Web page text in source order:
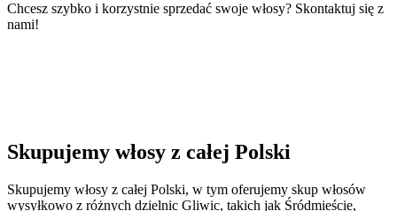
Chcesz szybko i korzystnie sprzedać swoje włosy? Skontaktuj się z
nami!
Skupujemy włosy z całej Polski
Skupujemy włosy z całej Polski, w tym oferujemy skup włosów
wysyłkowo z różnych dzielnic Gliwic, takich jak Śródmieście,